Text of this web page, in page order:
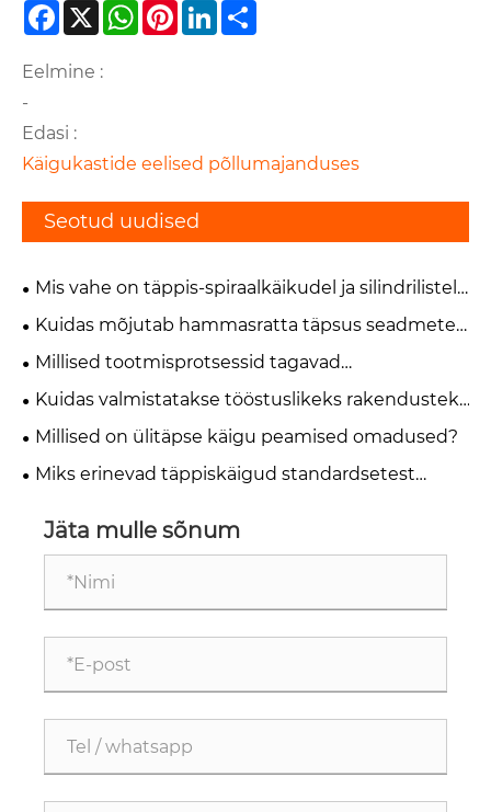
Facebook
X WhatsApp
PinterestLinkedIn
Eelmine :
-
Edasi :
Käigukastide eelised põllumajanduses
Seotud uudised
Mis vahe on täppis-spiraalkäikudel ja silindrilistel
hammasratastel?
Kuidas mõjutab hammasratta täpsus seadmete
jõudlust ja töökindlust?
Millised tootmisprotsessid tagavad
täppiskäigukastide suure täpsuse?
Kuidas valmistatakse tööstuslikeks rakendusteks
mõeldud täppiskäike?
Millised on ülitäpse käigu peamised omadused?
Miks erinevad täppiskäigud standardsetest
Jäta mulle sõnum